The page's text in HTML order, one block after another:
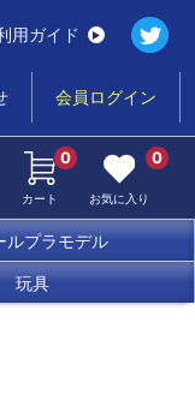
用ガイド
会員ログイン
カート
0
お気に入り
0
ルプラモデル
玩具